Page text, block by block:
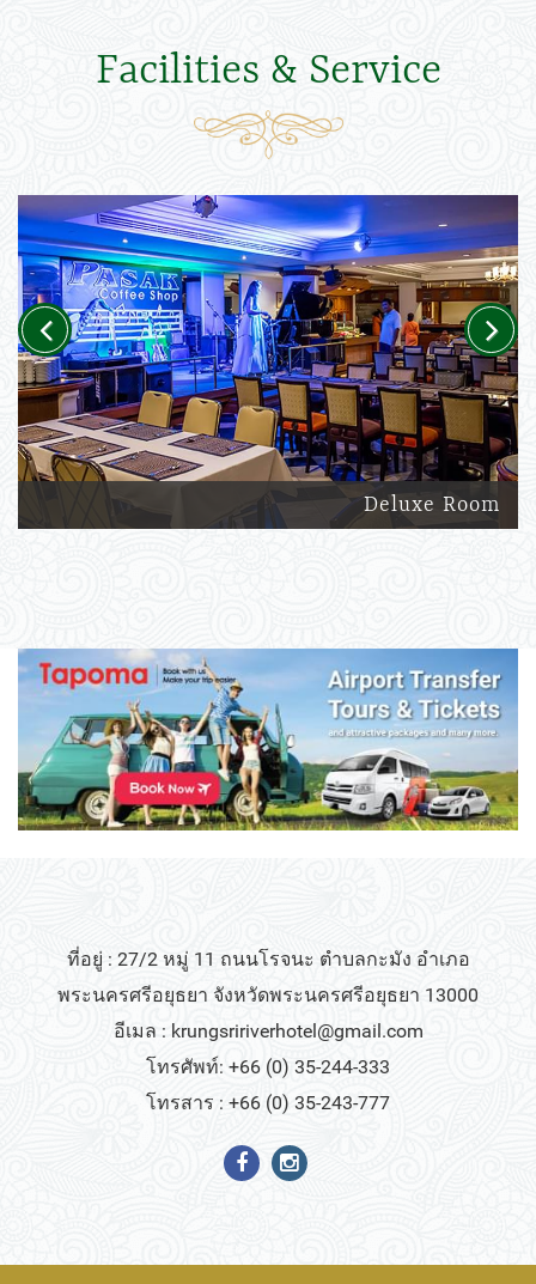
Facilities & Service
Deluxe Room
Previous Next
ที่อยู่ : 27/2 หมู่ 11 ถนนโรจนะ ตำบลกะมัง อำเภอ
พระนครศรีอยุธยา จังหวัดพระนครศรีอยุธยา 13000
อีเมล : krungsririverhotel@gmail.com
โทรศัพท์: +66 (0) 35-244-333
โทรสาร : +66 (0) 35-243-777